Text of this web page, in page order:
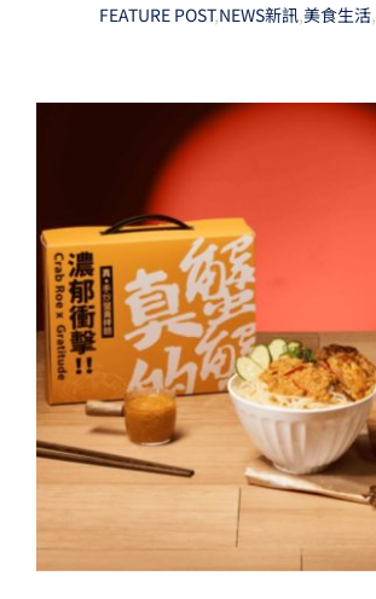
FEATURE POST,NEWS新訊,美食生活,